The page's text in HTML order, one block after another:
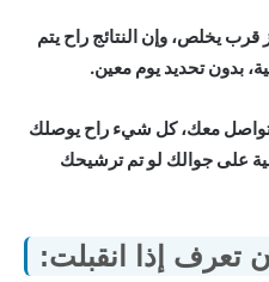
يخلص، وإن النتائج راح يتم
بدون تحديد يوم معين.
يتواصل معك، كل شيء راح يوصلك
على جوالك لو تم ترشيحك
إذا انقبلت: